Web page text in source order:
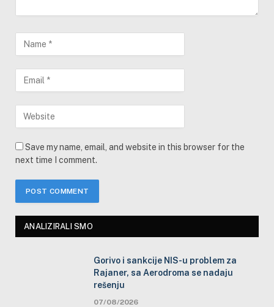
Save my name, email, and website in this browser for the
next time I comment.
ANALIZIRALI SMO
Gorivo i sankcije NIS-u problem za
Rajaner, sa Aerodroma se nadaju
rešenju
07/08/2026